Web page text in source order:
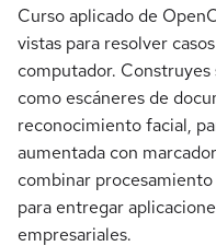
Curso aplicado de
vistas para resolver
computador.
como escáneres de
reconocimiento facial,
aumentada con
combinar
para entregar
empresariales.